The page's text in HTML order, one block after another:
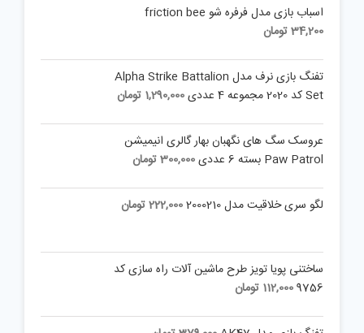
اسباب بازی مدل فرفره شو friction bee
34,200تومان
تفنگ بازی نرف مدل Alpha Strike Battalion
Set کد 2020 مجموعه 4 عددی
1,290,000 تومان
عروسک سگ های نگهبان بهار گالری انیمیشن
Paw Patrol بسته 6 عددی
300,000تومان
لگو سری خلاقیت مدل 2000210 222,000تومان
ساختنی پویا تویز طرح ماشین آلات راه سازی کد
9756
112,000 تومان